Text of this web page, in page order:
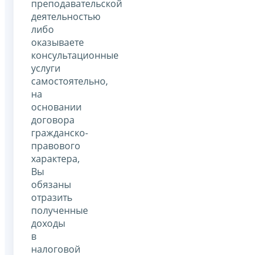
преподавательской
деятельностью
либо
оказываете
консультационные
услуги
самостоятельно,
на
основании
договора
гражданско-
правового
характера,
Вы
обязаны
отразить
полученные
доходы
в
налоговой